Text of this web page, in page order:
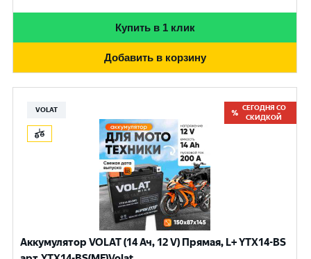
Купить в 1 клик
Добавить в корзину
VOLAT
СЕГОДНЯ СО
СКИДКОЙ
Аккумулятор VOLAT (14 Ач, 12 V) Прямая, L+ YTX14-BS